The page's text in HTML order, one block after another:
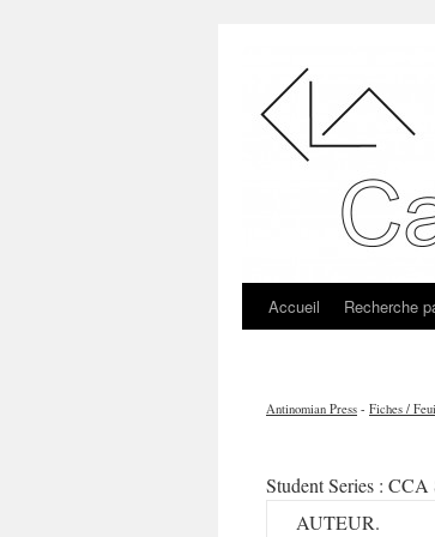
Accueil Recherche
Antinomian Press - Fiches /
Student Series :
AUTEUR.